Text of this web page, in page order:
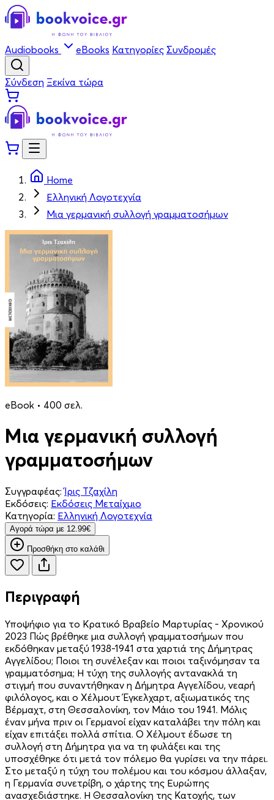
Audiobooks eBooks Κατηγορίες Συνδρομές
Σύνδεση Ξεκίνα τώρα
Home
Ελληνική Λογοτεχνία
Μια γερμανική συλλογή γραμματοσήμων
eBook • 400 σελ.
Μια γερμανική συλλογή
γραμματοσήμων
Συγγραφέας: Ίρις Τζαχίλη
Εκδόσεις: Εκδόσεις Μεταίχμιο
Κατηγορία: Ελληνική Λογοτεχνία
Aγορά τώρα με 12.99€
Προσθήκη στο καλάθι
Περιγραφή
Υποψήφιο για το Κρατικό Βραβείο Μαρτυρίας - Χρονικού
2023 Πώς βρέθηκε μια συλλογή γραμματοσήμων που
εκδόθηκαν μεταξύ 1938-1941 στα χαρτιά της Δήμητρας
Αγγελίδου; Ποιοι τη συνέλεξαν και ποιοι ταξινόμησαν τα
γραμματόσημα; Η τύχη της συλλογής αντανακλά τη
στιγμή που συναντήθηκαν η Δήμητρα Αγγελίδου, νεαρή
φιλόλογος, και ο Χέλμουτ Έγκελχαρτ, αξιωματικός της
Βέρμαχτ, στη Θεσσαλονίκη, τον Μάιο του 1941. Μόλις
έναν μήνα πριν οι Γερμανοί είχαν καταλάβει την πόλη και
είχαν επιτάξει πολλά σπίτια. Ο Χέλμουτ έδωσε τη
συλλογή στη Δήμητρα για να τη φυλάξει και της
υποσχέθηκε ότι μετά τον πόλεμο θα γυρίσει να την πάρει.
Στο μεταξύ η τύχη του πολέμου και του κόσμου άλλαξαν,
η Γερμανία συνετρίβη, ο χάρτης της Ευρώπης
ανασχεδιάστηκε. Η Θεσσαλονίκη της Κατοχής, των